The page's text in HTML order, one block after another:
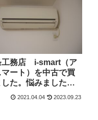
工務店 i-smart（ア
マート）を中古で買
した。悩みました、
密・高断熱の家のエ
2021.04.04 2023.09.23